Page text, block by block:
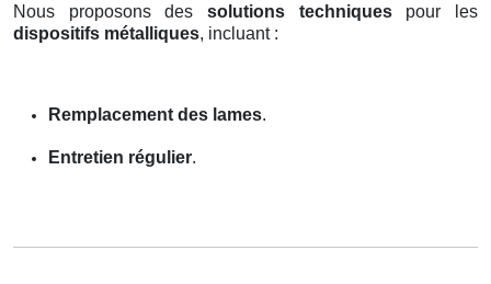
Nous proposons des solutions techniquespour les
dispositifs métalliques, incluant :
Remplacement des lames.
Entretien régulier.